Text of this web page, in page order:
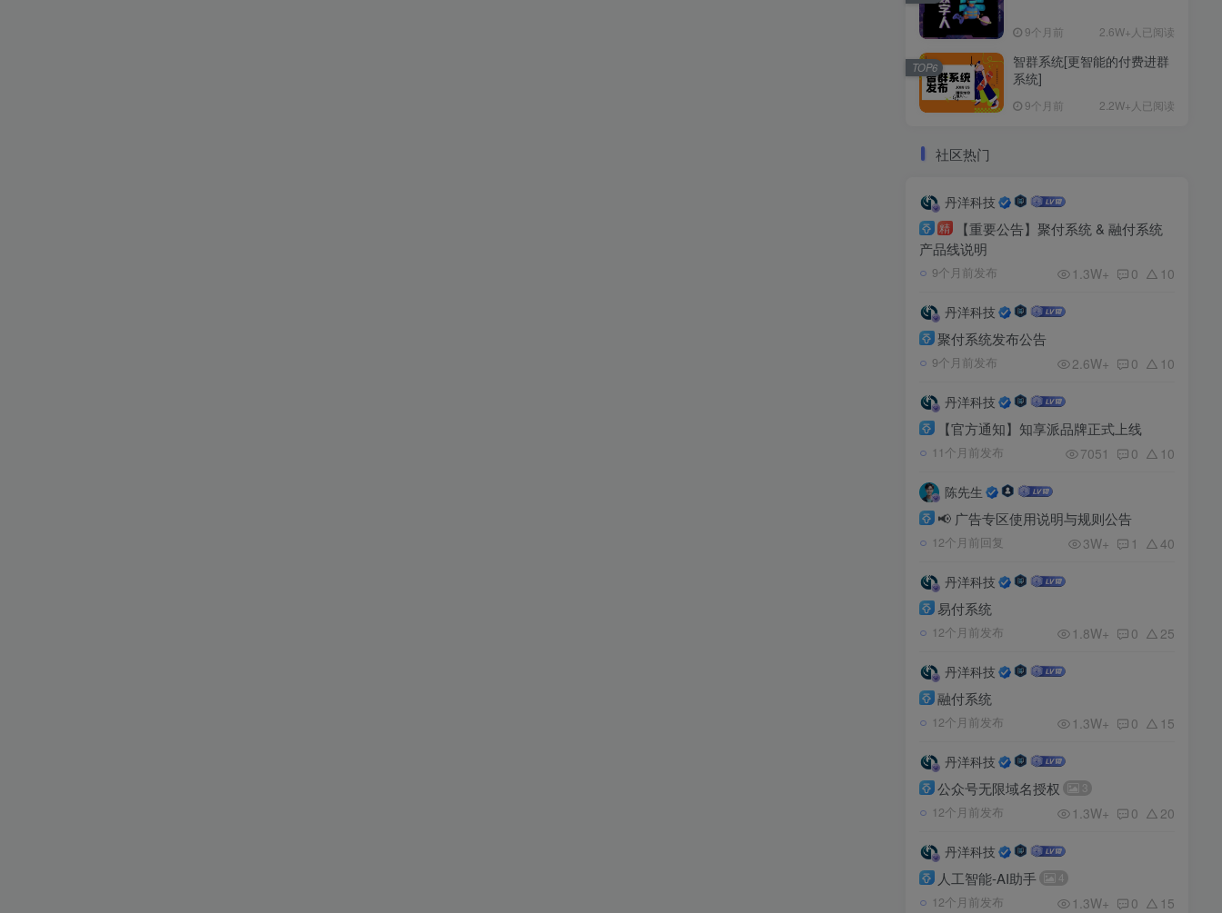
9个月前 2.6W+人已阅读
智群系统[更智能的付费进群
系统]
9个月前 2.2W+人已阅读
TOP6
社区热门
丹洋科技
精
【重要公告】聚付系统 & 融付系统
产品线说明
9个月前发布 1.3W+ 0 10
丹洋科技
聚付系统发布公告
9个月前发布 2.6W+ 0 10
丹洋科技
【官方通知】知享派品牌正式上线
11个月前发布 7051 0 10
陈先生
📢 广告专区使用说明与规则公告
12个月前回复 3W+ 1 40
丹洋科技
易付系统
12个月前发布 1.8W+ 0 25
丹洋科技
融付系统
12个月前发布 1.3W+ 0 15
丹洋科技
公众号无限域名授权 3
12个月前发布 1.3W+ 0 20
丹洋科技
人工智能-AI助手 4
12个月前发布 1.3W+ 0 15